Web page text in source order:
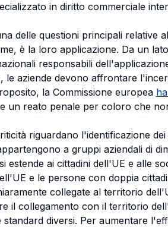
in diritto commerciale
delle questioni principali relative
è la loro applicazione. Da un
responsabili
le aziende devono affrontare
la Commissione europea
un reato penale per coloro che
riguardano l'identificazione
a gruppi aziendali di
estende ai cittadini dell'UE e alle
e le persone con doppia
collegate al territorio
il collegamento con il territorio
standard diversi. Per aumentare